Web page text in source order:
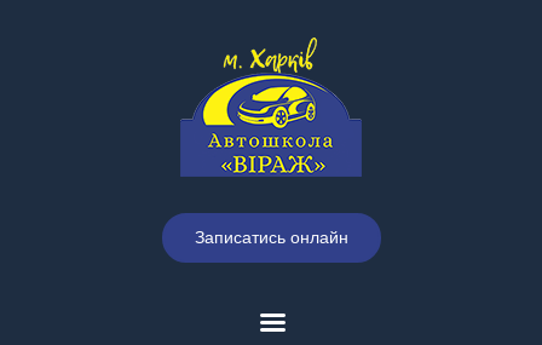
Записатись онлайн